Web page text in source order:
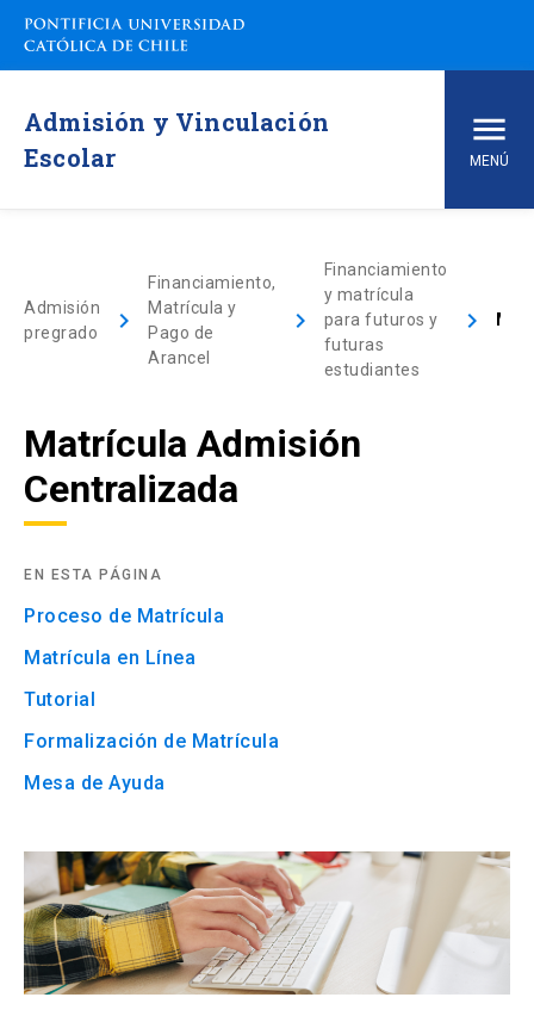
Admisión y Vinculación
Escolar
MENÚ
Carreras de pregrado
Vías de Admisión
Conoce la UC
Financiamiento y Matrícula
Información para
Admisión
pregrado
keyboard_arrow_right
Financiamiento,
Matrícula y
Pago de
Arancel
keyboard_arrow_right
Financiamiento
y matrícula
para futuros y
futuras
estudiantes
keyboard_arrow_right
Matrícula Admisión
Centralizada
EN ESTA PÁGINA
Proceso de Matrícula
Matrícula en Línea
Tutorial
Formalización de Matrícula
Mesa de Ayuda